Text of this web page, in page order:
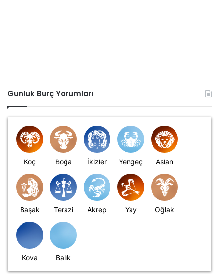
Günlük Burç Yorumları
Koç Boğa İkizler Yengeç Aslan
Başak Terazi Akrep Yay Oğlak
Kova Balık